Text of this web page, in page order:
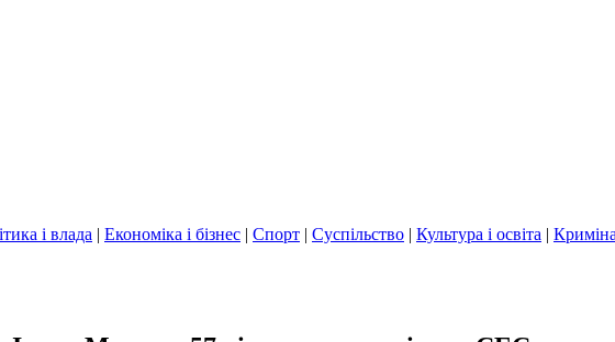
і влада | Економіка і бізнес | Спорт | Суспільство | Культура і освіта |